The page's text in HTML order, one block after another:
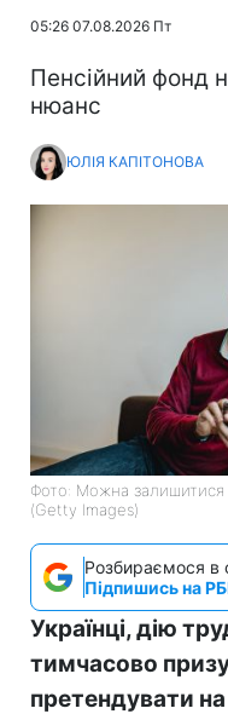
05:26 07.08.2026 Пт
Пенсійний фонд
нюанс
ЮЛІЯ КАПІТОНОВА
Фото: Можна залишитися
(Getty Images)
Розбираємося в
Підпишись на
Українці, дію
тимчасово
претендувати